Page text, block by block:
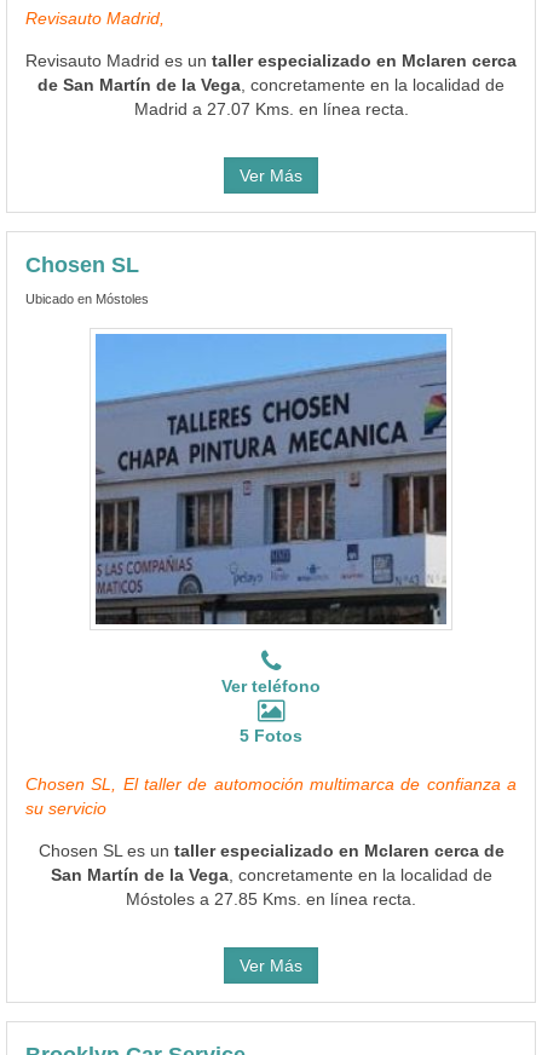
Revisauto Madrid,
Revisauto Madrid es un taller especializado en Mclaren cerca
de San Martín de la Vega , concretamente en la localidad de
Madrid a 27.07 Kms. en línea recta.
Ver Más
Chosen SL
Ubicado en Móstoles
Ver teléfono
5 Fotos
Chosen SL, El taller de automoción multimarca de confianza a
su servicio
Chosen SL es un taller especializado en Mclaren cerca de
San Martín de la Vega, concretamente en la localidad de
Móstoles a 27.85 Kms. en línea recta.
Ver Más